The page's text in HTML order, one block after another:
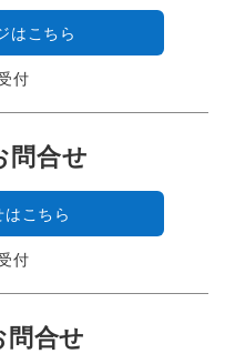
はこちら
付
問合せ
こちら
付
問合せ